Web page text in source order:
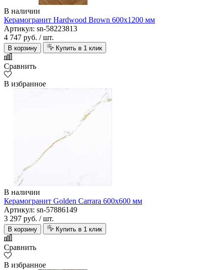
В наличии
Керамогранит Hardwood Brown 600х1200 мм
Артикул: sn-58223813
4 747 руб. / шт.
В корзину Купить в 1 клик
Сравнить
В избранное
В наличии
Керамогранит Golden Carrara 600х600 мм
Артикул: sn-57886149
3 297 руб. / шт.
В корзину Купить в 1 клик
Сравнить
В избранное